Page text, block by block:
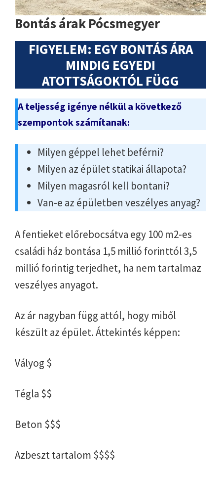
Bontás árak Pócsmegyer
FIGYELEM: EGY BONTÁS ÁRA
MINDIG EGYEDI
ATOTTSÁGOKTÓL FÜGG
A teljesség igénye nélkül a következő
szempontok számítanak:
Milyen géppel lehet beférni?
Milyen az épület statikai állapota?
Milyen magasról kell bontani?
Van-e az épületben veszélyes anyag?
A fentieket előrebocsátva egy 100 m2-es
családi ház bontása 1,5 millió forinttól 3,5
millió forintig terjedhet, ha nem tartalmaz
veszélyes anyagot.
Az ár nagyban függ attól, hogy miből
készült az épület. Áttekintés képpen:
Vályog $
Tégla $$
Beton $$$
Azbeszt tartalom $$$$